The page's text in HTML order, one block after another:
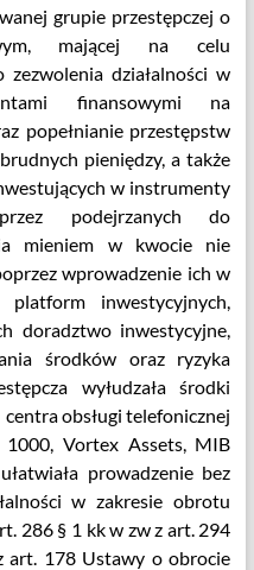
grupie przestępczej o
mającej na celu
zezwolenia działalności w
finansowymi na
popełnianie przestępstw
pieniędzy, a także
w instrumenty
podejrzanych do
mieniem w kwocie nie
wprowadzenie ich w
inwestycyjnych,
doradztwo inwestycyjne,
środków oraz ryzyka
wyłudzała środki
obsługi telefonicznej
Vortex Assets, MIB
prowadzenie bez
w zakresie obrotu
286 § 1 kk w zw z art. 294
178 Ustawy o obrocie